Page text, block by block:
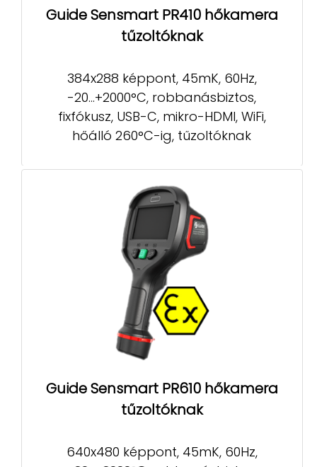
Guide Sensmart PR410 hőkamera
tűzoltóknak
384x288 képpont, 45mK, 60Hz,
-20...+2000°C, robbanásbiztos,
fixfókusz, USB-C, mikro-HDMI, WiFi,
hőálló 260°C-ig, tűzoltóknak
Guide Sensmart PR610 hőkamera
tűzoltóknak
640x480 képpont, 45mK, 60Hz,